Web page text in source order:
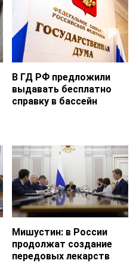
В ГД РФ предложили
выдавать бесплатно
справку в бассейн
Мишустин: в России
продолжат создание
передовых лекарств